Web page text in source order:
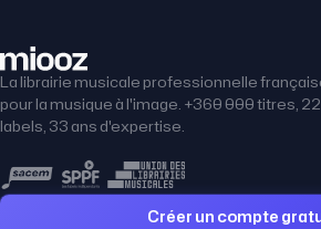
La librairie musicale professionnelle
pour la musique à l'image. +360 000 titres,
labels, 33 ans d'expertise.
Créer un compte